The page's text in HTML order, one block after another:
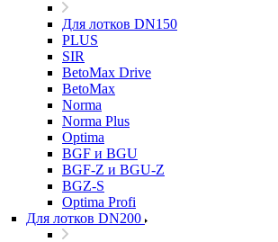
Для лотков DN150
PLUS
SIR
BetoMax Drive
BetoMax
Norma
Norma Plus
Optima
BGF и BGU
BGF-Z и BGU-Z
BGZ-S
Optima Profi
Для лотков DN200